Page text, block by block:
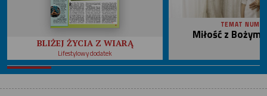
BLIŻEJ ŻYCIA Z WIARĄ
Lifestylowy dodatek
TEMAT
Miłość z